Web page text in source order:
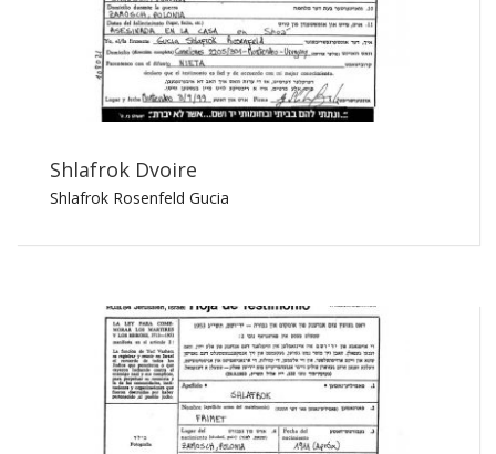
Shlafrok Dvoire
Shlafrok Rosenfeld Gucia